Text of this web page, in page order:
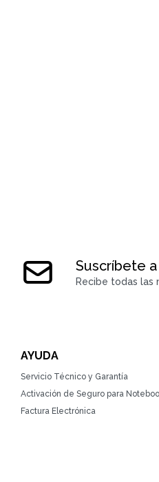
Suscríbete
Recibe todas las
AYUDA
Servicio Técnico y Garantía
Activación de Seguro para
Factura Electrónica